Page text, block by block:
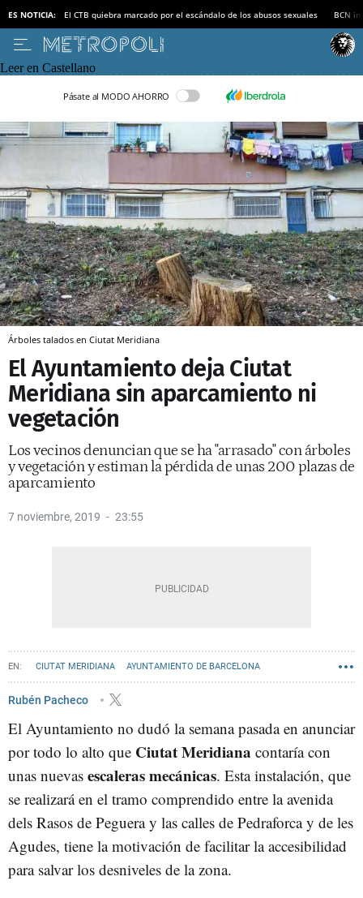
ES NOTICIA: El CTB quiebra marcado por el escándalo de los abusos sexuales BCN
Leer en Castellano
Pásate al MODO AHORRO
Árboles talados en Ciutat Meridiana
El Ayuntamiento deja Ciutat
Meridiana sin aparcamiento ni
vegetación
Los vecinos denuncian que se ha "arrasado" con árboles
y vegetación y estiman la pérdida de unas 200 plazas de
aparcamiento
7 noviembre, 2019 23:55
CIUTAT MERIDIANA AYUNTAMIENTO DE BARCELONA
Rubén Pacheco
El Ayuntamiento no dudó la semana pasada en anunciar
por todo lo alto que Ciutat Meridiana contaría con
unas nuevas escaleras mecánicas. Esta instalación, que
se realizará en el tramo comprendido entre la avenida
dels Rasos de Peguera y las calles de Pedraforca y de les
Agudes, tiene la motivación de facilitar la accesibilidad
para salvar los desniveles de la zona.